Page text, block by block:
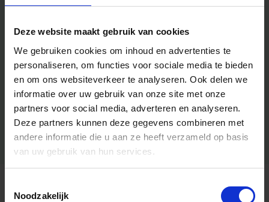
Deze website maakt gebruik van cookies
We gebruiken cookies om inhoud en advertenties te
personaliseren, om functies voor sociale media te bieden
en om ons websiteverkeer te analyseren. Ook delen we
informatie over uw gebruik van onze site met onze
partners voor social media, adverteren en analyseren.
Deze partners kunnen deze gegevens combineren met
andere informatie die u aan ze heeft verzameld op basis
van uw gebruik van hun services.
Noodzakelijk
Algemene informatie